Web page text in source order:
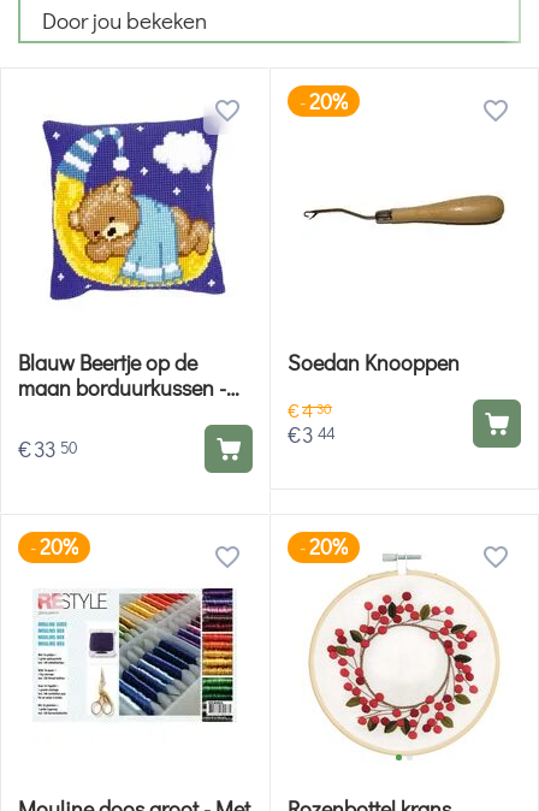
Door jou bekeken
Blauw Beertje op de
maan borduurkussen -
€33 50
-20%
Soedan Knooppen
€430
€3 44
-20% -20%